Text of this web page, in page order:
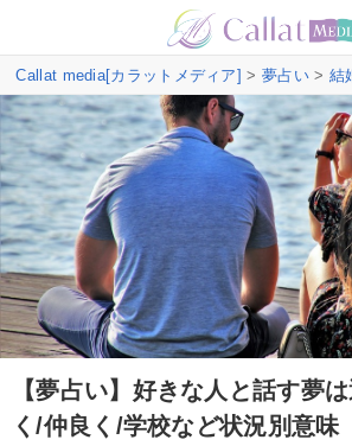
Callat media[カラットメディア] > 夢占い> 結
【夢占い】好きな人と話す夢
く/仲良く/学校など状況別意味